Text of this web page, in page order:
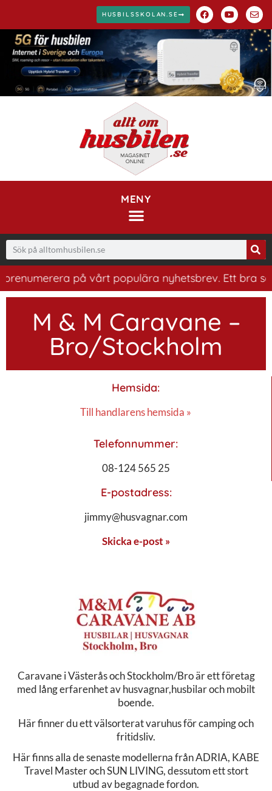
HUSBILSSKOLAN.SE
MENY
på vårt populära nyhetsbrev. Ett bra
M & M Caravane –
Bro/Stockholm
Hemsida:
Till handlarens hemsida »
Telefonnummer:
08-124 565 25
E-postadress:
jimmy@husvagnar.com
Skicka e-post »
Caravane i Västerås och Stockholm/Bro är ett företag
med lång erfarenhet av husvagnar,husbilar och mobilt
boende.
Här finner du ett välsorterat varuhus för camping och
fritidsliv.
Här finns alla de senaste modellerna från ADRIA, KABE
Travel Master och SUN LIVING, dessutom ett stort
utbud av begagnade fordon.